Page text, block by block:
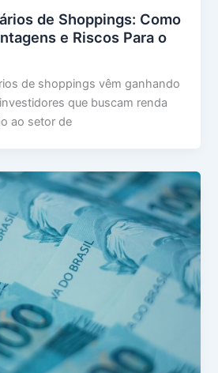
de Shoppings: Como
e Riscos Para o
de shoppings vêm ganhando
que buscam renda
ao setor de